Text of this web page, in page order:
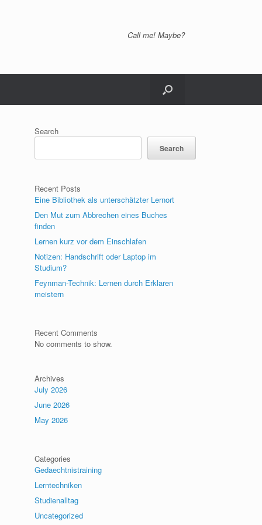
Call me! Maybe?
Search
Search
Recent Posts
Eine Bibliothek als unterschätzter Lernort
Den Mut zum Abbrechen eines Buches
finden
Lernen kurz vor dem Einschlafen
Notizen: Handschrift oder Laptop im
Studium?
Feynman-Technik: Lernen durch Erklaren
meistern
Recent Comments
No comments to show.
Archives
July 2026
June 2026
May 2026
Categories
Gedaechtnistraining
Lerntechniken
Studienalltag
Uncategorized